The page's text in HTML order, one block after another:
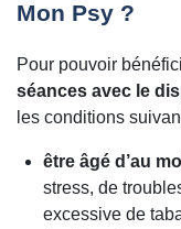
Mon Psy ?
Pour pouvoir
séances avec le
les conditions
être âgé d’au
stress, de
excessive de